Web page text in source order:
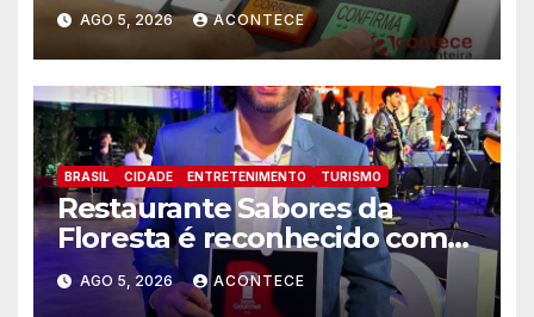
agosto
AGO 5, 2026 ACONTECE
BRASIL CIDADE ENTRETENIMENTO TURISMO
Restaurante Sabores da
Floresta é reconhecido como
um dos Lugares Imperdíveis
de Foz do Iguaçu
AGO 5, 2026 ACONTECE